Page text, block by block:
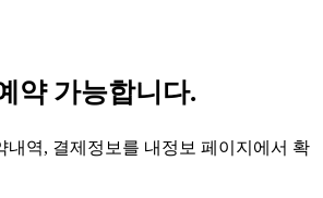
약 가능합니다.
내역, 결제정보를 내정보 페이지에서 확